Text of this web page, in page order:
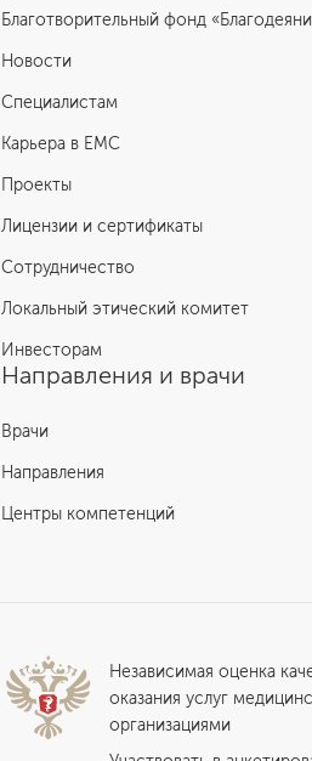
Благотворительный фонд
Новости
Специалистам
Карьера в ЕМС
Проекты
Лицензии и сертификаты
Сотрудничество
Локальный этический комитет
Инвесторам
Направления и врачи
Врачи
Направления
Центры компетенций
Независимая оценка
оказания услуг
организациями